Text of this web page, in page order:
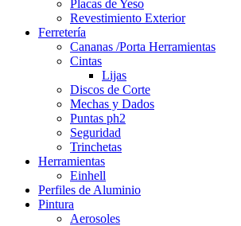
Placas de Yeso
Revestimiento Exterior
Ferretería
Cananas /Porta Herramientas
Cintas
Lijas
Discos de Corte
Mechas y Dados
Puntas ph2
Seguridad
Trinchetas
Herramientas
Einhell
Perfiles de Aluminio
Pintura
Aerosoles